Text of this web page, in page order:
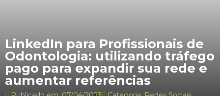
LinkedIn para Profissionais de
Odontologia: utilizando tráfego
pago para expandir sua rede e
aumentar referências